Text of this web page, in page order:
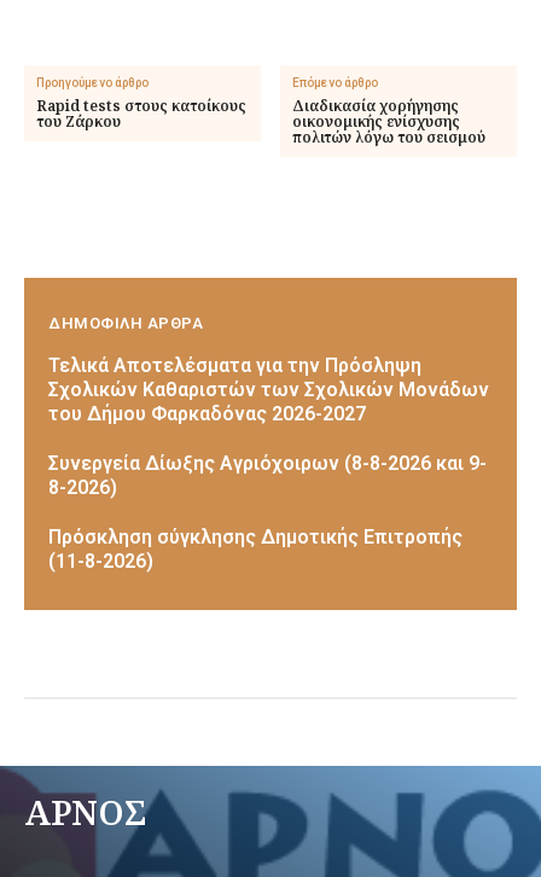
Προηγούμενο άρθρο
Rapid tests στους κατοίκους
του Ζάρκου
Επόμενο άρθρο
Διαδικασία χορήγησης
οικονομικής ενίσχυσης
πολιτών λόγω του σεισμού
ΔΗΜΟΦΙΛΗ ΑΡΘΡΑ
Τελικά Αποτελέσματα για την Πρόσληψη
Σχολικών Καθαριστών των Σχολικών Μονάδων
του Δήμου Φαρκαδόνας 2026-2027
Συνεργεία Δίωξης Αγριόχοιρων (8-8-2026 και 9-
8-2026)
Πρόσκληση σύγκλησης Δημοτικής Επιτροπής
(11-8-2026)
ΑΡΝΟΣ